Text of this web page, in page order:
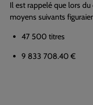
Il est rappelé que lors
moyens suivants
47 500 titres
9 833 708.40 €